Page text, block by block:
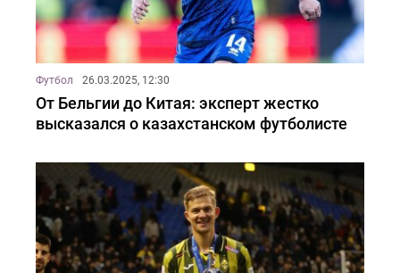
Футбол 26.03.2025, 12:30
От Бельгии до Китая: эксперт жестко
высказался о казахстанском футболисте